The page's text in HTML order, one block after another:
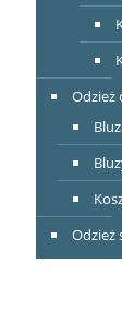
Odzież
Odzież